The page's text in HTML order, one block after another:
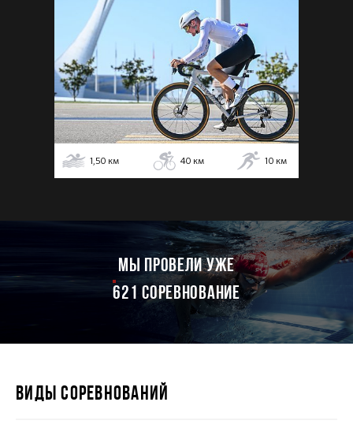
1,50 км 40 км 10 км
мы провели уже
621 соревнование
ВИДЫ СОРЕВНОВАНИЙ